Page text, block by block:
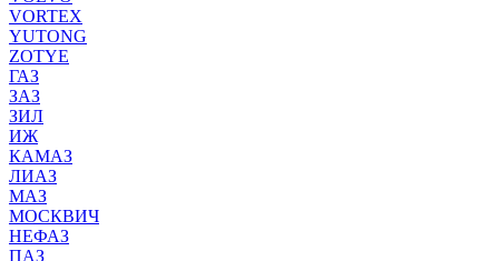
VORTEX
YUTONG
ZOTYE
ГАЗ
ЗАЗ
ЗИЛ
ИЖ
КАМАЗ
ЛИАЗ
МАЗ
МОСКВИЧ
НЕФАЗ
ПАЗ